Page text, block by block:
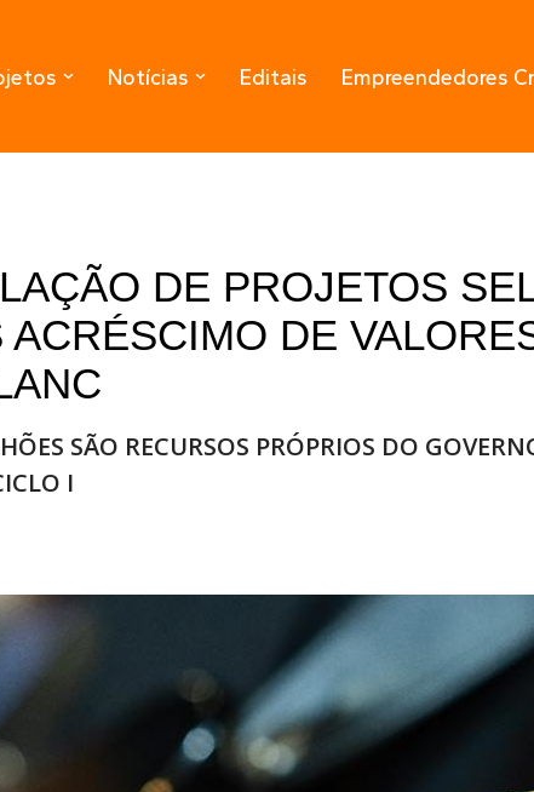
Notícias Editais Empreendedores
DE PROJETOS
DE
SÃO RECURSOS PRÓPRIOS DO
I